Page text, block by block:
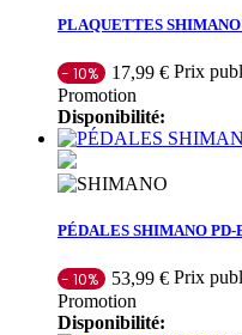
PLAQUETTES
- 10% 17,99 € Prix
Promotion
Disponibilité:
PÉDALES SHIMANO PD-
- 10% 53,99 € Prix
Promotion
Disponibilité: